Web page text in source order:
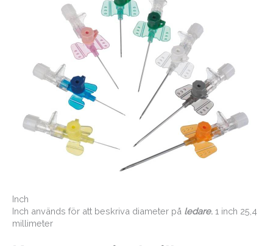
Inch
Inch används för att beskriva diameter på ledare. 1 inch 25,4
millimeter